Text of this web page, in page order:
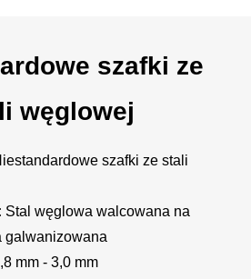
szafki ze
węglowej
szafki ze stali
Stal węglowa walcowana na
galwanizowana
mm - 3,0 mm